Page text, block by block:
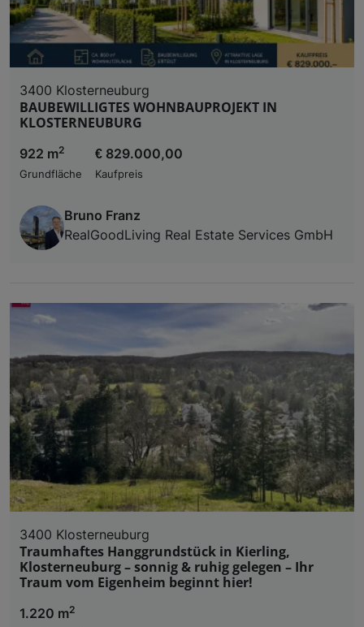
3400 Klosterneuburg
BAUBEWILLIGTES WOHNBAUPROJEKT IN
KLOSTERNEUBURG
922 m2
Grundfläche
€ 829.000,00
Kaufpreis
Bruno Franz
RealGoodLiving Real Estate Services GmbH
3400 Klosterneuburg
Traumhaftes Hanggrundstück in Kierling,
Klosterneuburg – sonnig & ruhig gelegen – Ihr
Traum vom Eigenheim beginnt hier!
1.220 m2